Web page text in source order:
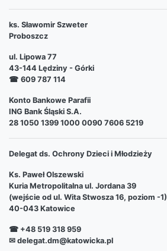
ks. Sławomir Szweter
Proboszcz
ul. Lipowa 77
43-144 Lędziny - Górki
☎ 609 787 114
Konto Bankowe Parafii
ING Bank Śląski S.A.
28 1050 1399 1000 0090 7606 5219
Delegat ds. Ochrony Dzieci i Młodzieży
Ks. Paweł Olszewski
Kuria Metropolitalna ul. Jordana 39
(wejście od ul. Wita Stwosza 16, poziom -1)
40-043 Katowice
☎ +48 519 318 959
✉ delegat.dm@katowicka.pl